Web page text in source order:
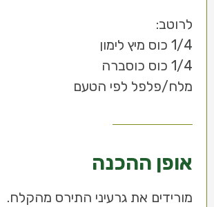
לרוטב:
1/4 כוס מיץ לימון
1/4 כוס כוסברה
מלח/פלפל לפי הטעם
אופן ההכנה
מורידים את גרעיני התירס מהקלח.